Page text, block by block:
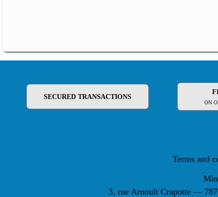
SECURED TRANSACTIONS
ON
Terms and
3, rue Arnoult Crapotte —